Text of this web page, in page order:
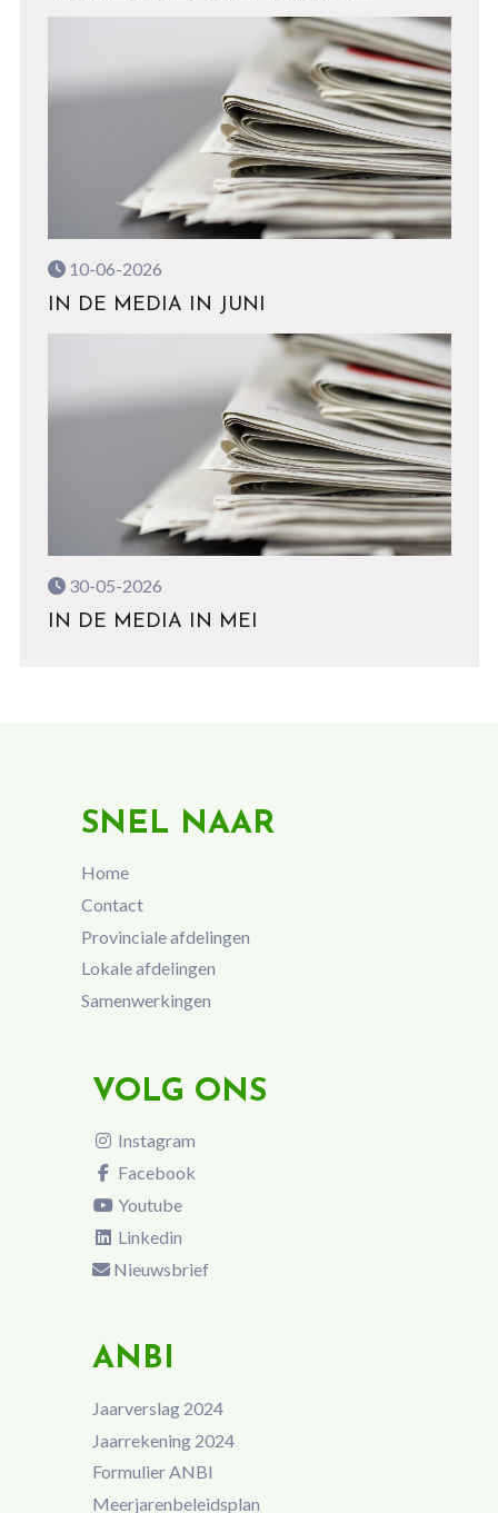
10-06-2026
IN DE MEDIA IN JUNI
30-05-2026
IN DE MEDIA IN MEI
SNEL NAAR
Home
Contact
Provinciale afdelingen
Lokale afdelingen
Samenwerkingen
VOLG ONS
Instagram
Facebook
Youtube
Linkedin
Nieuwsbrief
ANBI
Jaarverslag 2024
Jaarrekening 2024
Formulier ANBI
Meerjarenbeleidsplan